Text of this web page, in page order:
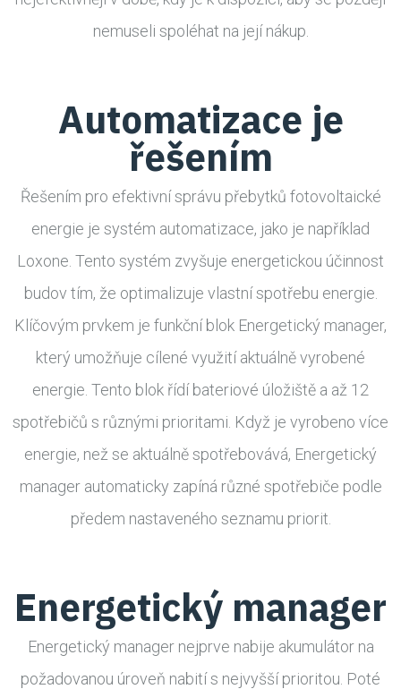
nemuseli spoléhat na její nákup.
Automatizace je
řešením
Řešením pro efektivní správu přebytků fotovoltaické
energie je systém automatizace, jako je například
Loxone. Tento systém zvyšuje energetickou účinnost
budov tím, že optimalizuje vlastní spotřebu energie.
Klíčovým prvkem je funkční blok Energetický manager,
který umožňuje cílené využití aktuálně vyrobené
energie. Tento blok řídí bateriové úložiště a až 12
spotřebičů s různými prioritami. Když je vyrobeno více
energie, než se aktuálně spotřebovává, Energetický
manager automaticky zapíná různé spotřebiče podle
předem nastaveného seznamu priorit.
Energetický manager
Energetický manager nejprve nabije akumulátor na
požadovanou úroveň nabití s nejvyšší prioritou. Poté